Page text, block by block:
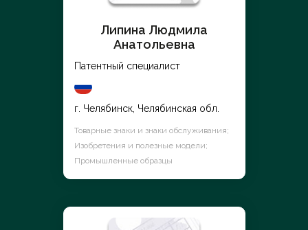
Липина Людмила
Анатольевна
Патентный специалист
г. Челябинск, Челябинская обл.
Товарные знаки и знаки обслуживания;
Изобретения и полезные модели;
Промышленные образцы